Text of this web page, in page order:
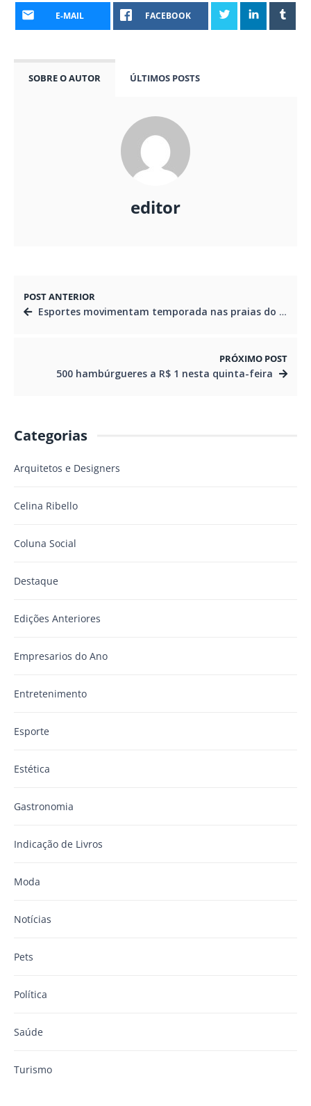
E-MAIL FACEBOOK
SOBRE O AUTOR ÚLTIMOS POSTS
editor
POST ANTERIOR
Esportes movimentam temporada nas praias do Paraná
PRÓXIMO POST
500 hambúrgueres a R$ 1 nesta quinta-feira
Categorias
Arquitetos e Designers
Celina Ribello
Coluna Social
Destaque
Edições Anteriores
Empresarios do Ano
Entretenimento
Esporte
Estética
Gastronomia
Indicação de Livros
Moda
Notícias
Pets
Política
Saúde
Turismo